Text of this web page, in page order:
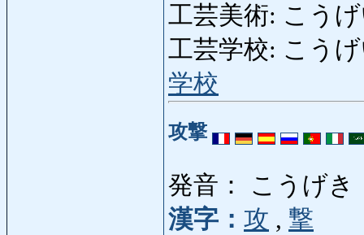
工芸美術: こう
工芸学校: こう
学校
攻撃
発音： こうげき
漢字： 攻 , 撃